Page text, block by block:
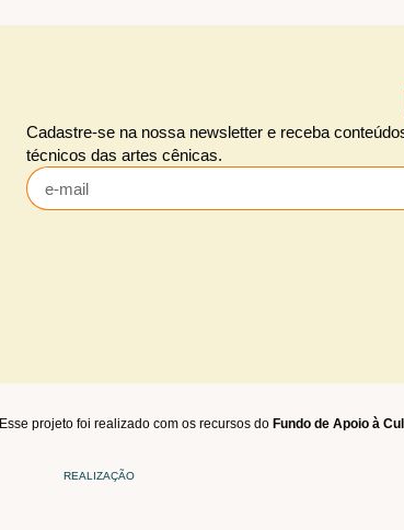
Cadastre-se na nossa newsletter e receba
técnicos das artes cênicas.
Esse projeto foi realizado com os recursos do Fundo de Apoio à
REALIZAÇÃO